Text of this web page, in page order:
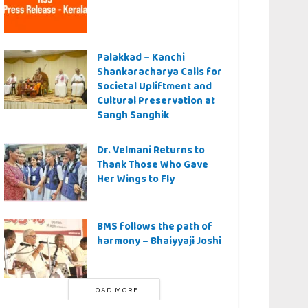
Palakkad – Kanchi
Shankaracharya Calls for
Societal Upliftment and
Cultural Preservation at
Sangh Sanghik
Dr. Velmani Returns to
Thank Those Who Gave
Her Wings to Fly
BMS follows the path of
harmony – Bhaiyyaji Joshi
LOAD MORE